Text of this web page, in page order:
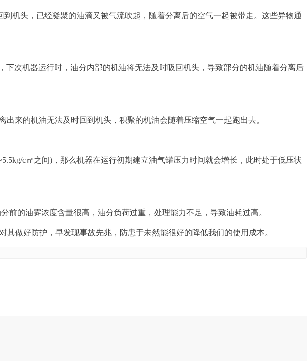
头，已经凝聚的油滴又被气流吹起，随着分离后的空气一起被带走。这些异物通
次机器运行时，油分内部的机油将无法及时吸回机头，导致部分的机油随着分离后
来的机油无法及时回到机头，积聚的机油会随着压缩空气一起跑出去。
c㎡之间)，那么机器在运行初期建立油气罐压力时间就会增长，此时处于低压状
的油雾浓度含量很高，油分负荷过重，处理能力不足，导致油耗过高。
做好防护，早发现事故先兆，防患于未然能很好的降低我们的使用成本。